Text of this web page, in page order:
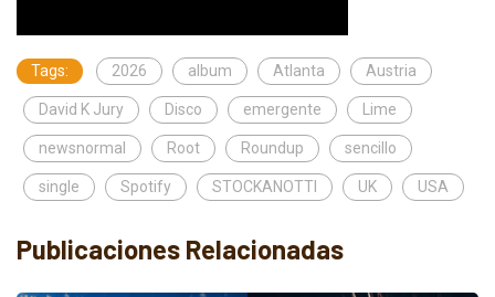
Tags: 2026 album Atlanta Austria
David K Jury Disco emergente Lime
newsnormal Root Roundup sencillo
single Spotify STOCKANOTTI UK USA
Publicaciones Relacionadas